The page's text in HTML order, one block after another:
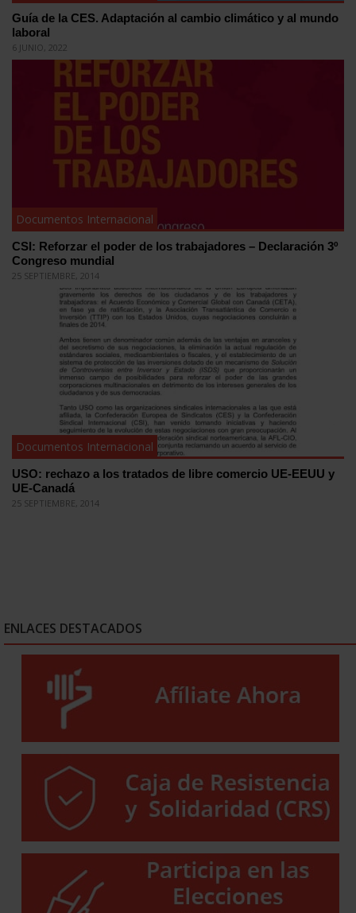
Guía de la CES. Adaptación al cambio climático y al mundo
laboral
6 JUNIO, 2022
Documentos Internacional
CSI: Reforzar el poder de los trabajadores – Declaración 3º
Congreso mundial
25 SEPTIEMBRE, 2014
Documentos Internacional
USO: rechazo a los tratados de libre comercio UE-EEUU y
UE-Canadá
25 SEPTIEMBRE, 2014
ENLACES DESTACADOS